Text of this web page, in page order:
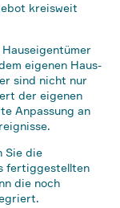
kreisweit
eigenen Haus-
sind nicht nur
der eigenen
Anpassung an
Sie die
fertiggestellten
die noch